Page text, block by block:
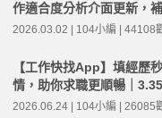
作適合度分析介面更新，
把握｜3.30.0 版本更新教
2026.03.02 | 104小編 | 44108
【工作快找App】填經歷
情，助你求職更順暢｜
2026.06.24 | 104小編 | 26085